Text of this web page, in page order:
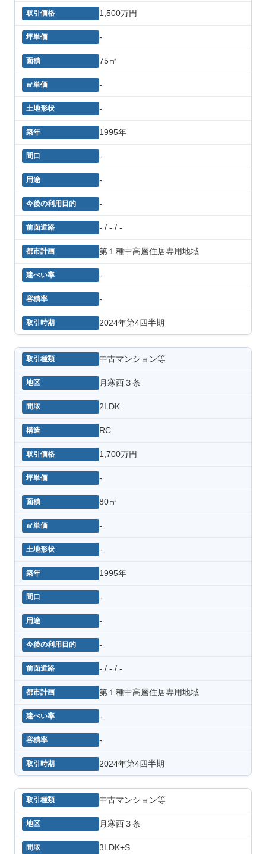
1,500万円
-
75㎡
-
-
1995年
-
-
-
- / - / -
第１種中高層住居専用地域
-
-
2024年第4四半期
中古マンション等
月寒西３条
2LDK
RC
1,700万円
-
80㎡
-
-
1995年
-
-
-
- / - / -
第１種中高層住居専用地域
-
-
2024年第4四半期
中古マンション等
月寒西３条
3LDK+S